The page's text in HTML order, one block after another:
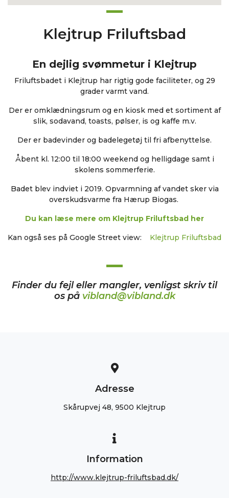
Klejtrup Friluftsbad
En dejlig svømmetur i Klejtrup
Friluftsbadet i Klejtrup har rigtig gode faciliteter, og 29
grader varmt vand.
Der er omklædningsrum og en kiosk med et sortiment af
slik, sodavand, toasts, pølser, is og kaffe m.v.
Der er badevinder og badelegetøj til fri afbenyttelse.
Åbent kl. 12:00 til 18:00 weekend og helligdage samt i
skolens sommerferie.
Badet blev indviet i 2019. Opvarmning af vandet sker via
overskudsvarme fra Hærup Biogas.
Du kan læse mere om Klejtrup Friluftsbad her
Kan også ses på Google Street view: Klejtrup Friluftsbad
Finder du fejl eller mangler, venligst skriv til
os på vibland@vibland.dk
Adresse
Skårupvej 48, 9500 Klejtrup
Information
http://www.klejtrup-friluftsbad.dk/